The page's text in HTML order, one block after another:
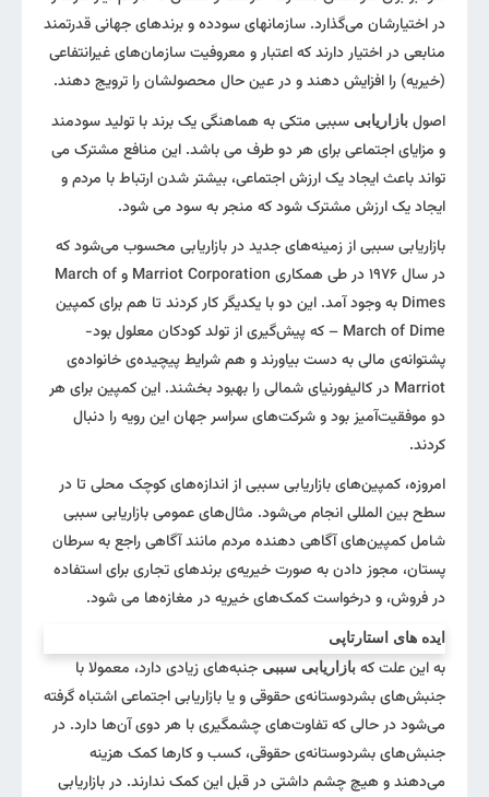
در اختیارشان می‌گذارد. سازمانهای سودده و برندهای جهانی قدرتمند
منابعی در اختیار دارند که اعتبار و معروفیت سازمان‌های غیرانتفاعی
(خیریه) را افزایش دهند و در عین حال محصولشان را ترویج دهند.
اصول بازاریابی سببی متکی به هماهنگی یک برند با تولید سودمند
و مزایای اجتماعی برای هر دو طرف می باشد. این منافع مشترک می
تواند باعث ایجاد یک ارزش اجتماعی، بیشتر شدن ارتباط با مردم و
ایجاد یک ارزش مشترک شود که منجر به سود می شود.
بازاریابی سببی از زمینه‌های جدید در بازاریابی محسوب می‌شود که
در سال ۱۹۷۶ در طی همکاری Marriot Corporation و March of
Dimes به وجود آمد. این دو با یکدیگر کار کردند تا هم برای کمپین
March of Dime – که پیش‌گیری از تولد کودکان معلول بود-
پشتوانه‌ی مالی به دست بیاورند و هم شرایط پیچیده‌ی خانواده‌ی
Marriot در کالیفورنیای شمالی را بهبود بخشند. این کمپین برای هر
دو موفقیت‌آمیز بود و شرکت‌های سراسر جهان این رویه را دنبال
کردند.
امروزه، کمپین‌های بازاریابی سببی از اندازه‌های کوچک محلی تا در
سطح بین المللی انجام می‌شود. مثال‌های عمومی بازاریابی سببی
شامل کمپین‌های آگاهی دهنده مردم مانند آگاهی راجع به سرطان
پستان، مجوز دادن به صورت خیریه‌ی برندهای تجاری برای استفاده
در فروش، و درخواست کمک‌های خیریه در مغازه‌ها می شود.
ایده های استارتاپی
به این علت که بازاریابی سببی جنبه‌های زیادی دارد، معمولا با
جنبش‌های بشردوستانه‌ی حقوقی و یا بازاریابی اجتماعی اشتباه گرفته
می‌شود در حالی که تفاوت‌های چشمگیری با هر دوی آن‌ها دارد. در
جنبش‌های بشردوستانه‌ی حقوقی، کسب و کارها کمک هزینه
می‌دهند و هیچ چشم داشتی در قبل این کمک ندارند. در بازاریابی